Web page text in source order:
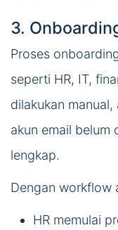
3.
Proses
seperti HR, IT,
dilakukan
akun email belum
lengkap.
Dengan workflow
HR memulai